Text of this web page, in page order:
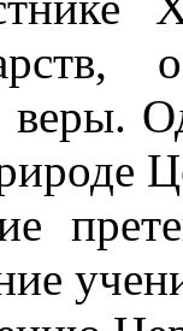
веры.